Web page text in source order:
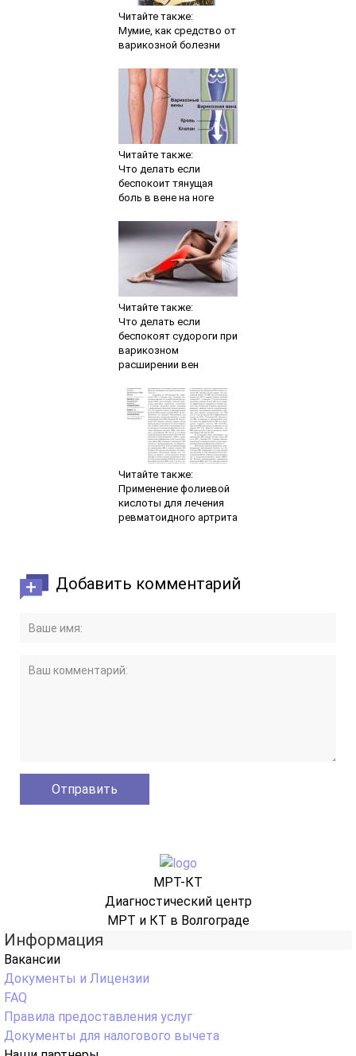
Читайте также:
Мумие, как средство от
варикозной болезни
Читайте также:
Что делать если
беспокоит тянущая
боль в вене на ноге
Читайте также:
Что делать если
беспокоят судороги при
варикозном
расширении вен
Читайте также:
Применение фолиевой
кислоты для лечения
ревматоидного артрита
Добавить комментарий
МРТ-КТ
Диагностический центр
МРТ и КТ в Волгограде
Информация
Вакансии
Документы и Лицензии
FAQ
Правила предоставления услуг
Документы для налогового вычета